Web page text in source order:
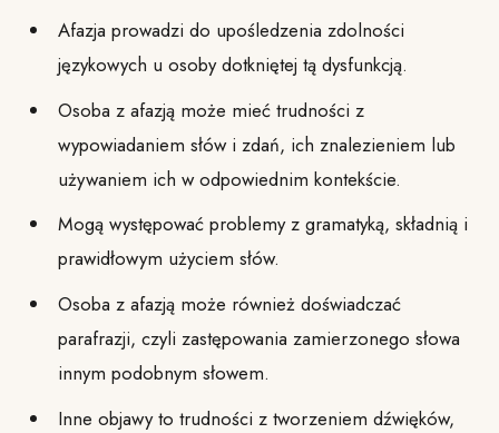
Afazja prowadzi do upośledzenia zdolności
językowych u osoby dotkniętej tą dysfunkcją.
Osoba z afazją może mieć trudności z
wypowiadaniem słów i zdań, ich znalezieniem lub
używaniem ich w odpowiednim kontekście.
Mogą występować problemy z gramatyką, składnią i
prawidłowym użyciem słów.
Osoba z afazją może również doświadczać
parafrazji, czyli zastępowania zamierzonego słowa
innym podobnym słowem.
Inne objawy to trudności z tworzeniem dźwięków,